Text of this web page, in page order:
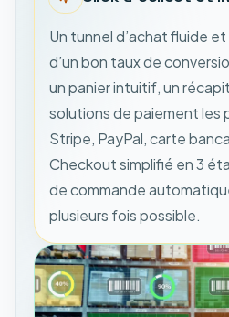
Un tunnel d’achat fluide
d’un bon taux de
un panier intuitif, un
solutions de paiement les
Stripe, PayPal, carte
Checkout simplifié en 3
de commande
plusieurs fois possible.